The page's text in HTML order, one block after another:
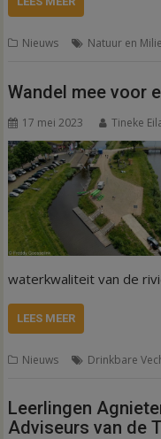
Nieuws Natuur en
Wandel mee voor
17 mei 2023 Tineke
waterkwaliteit van de
LEES MEER
Nieuws Drinkbare
Leerlingen
Adviseurs van de